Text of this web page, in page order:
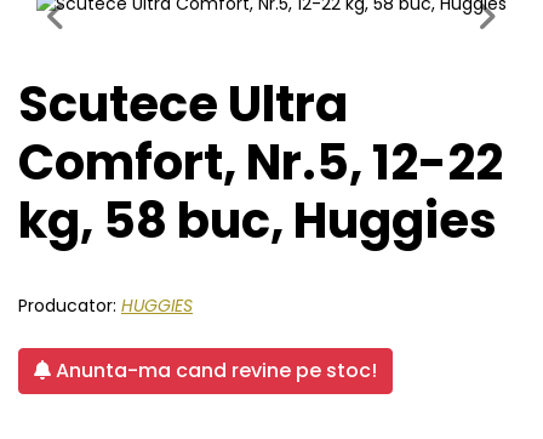
Previous Next
Scutece Ultra
Comfort, Nr.5, 12-22
kg, 58 buc, Huggies
Producator: HUGGIES
Anunta-ma cand revine pe stoc!